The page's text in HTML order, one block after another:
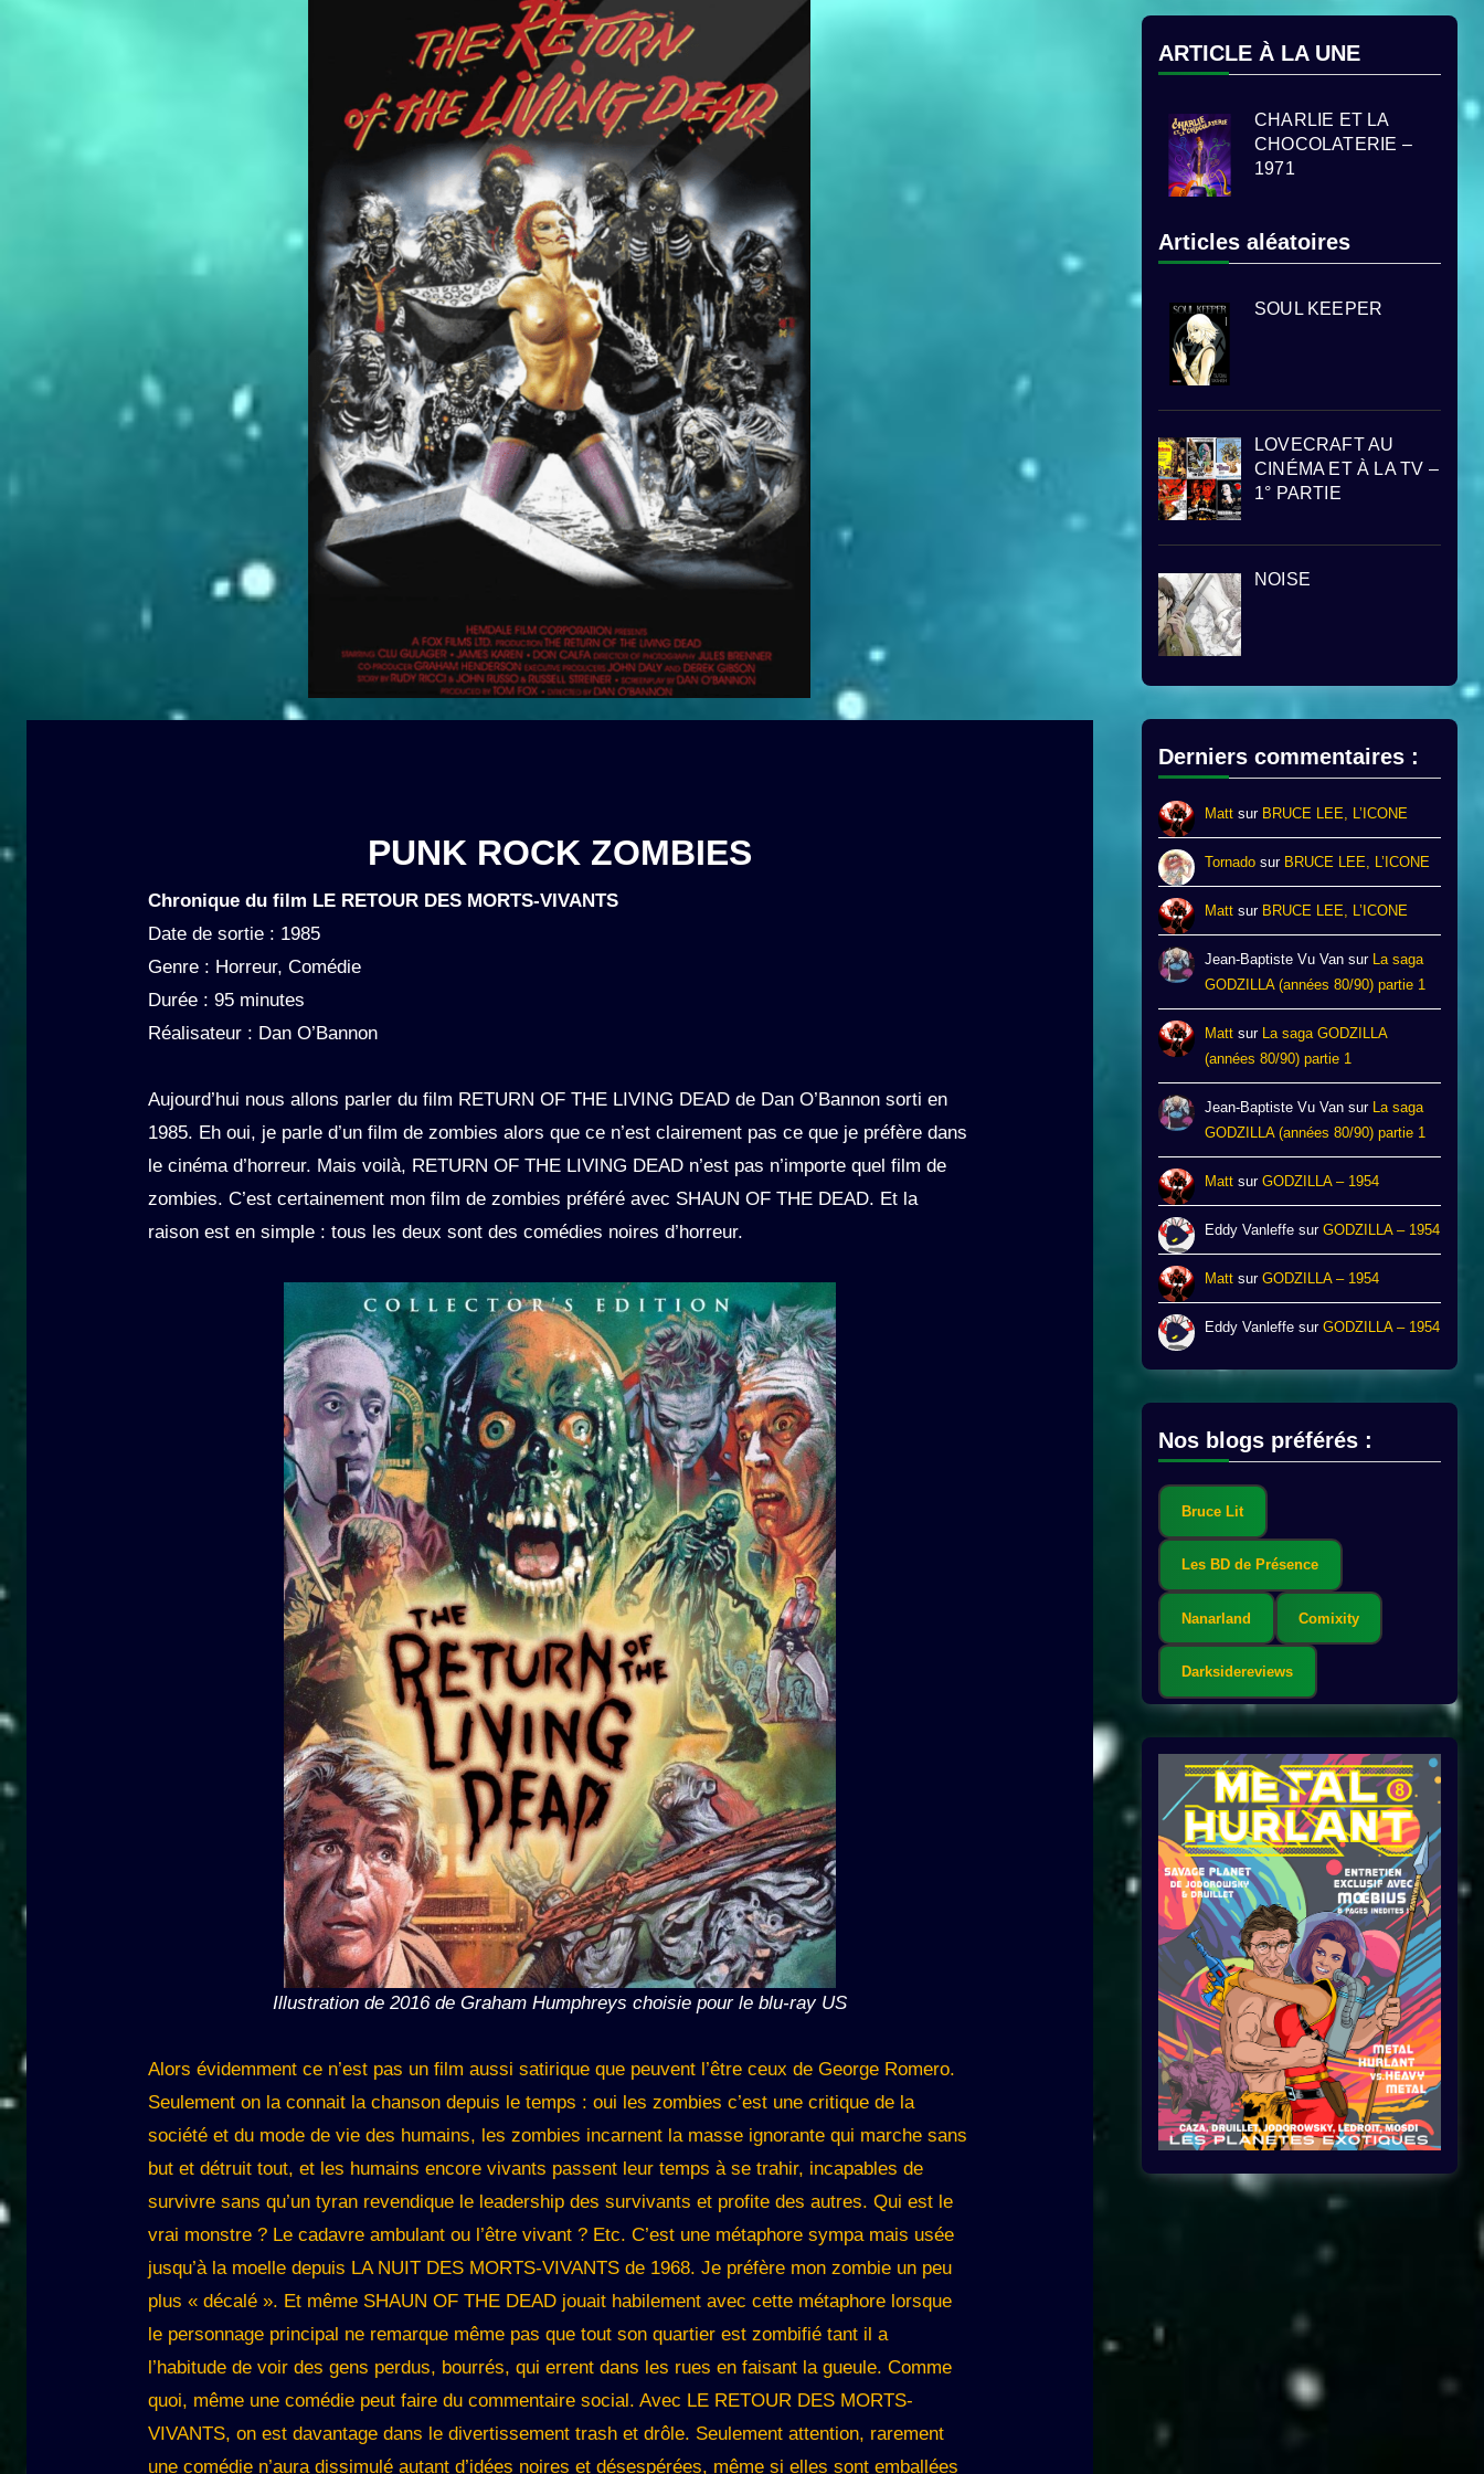
PUNK ROCK ZOMBIES
Chronique du film LE RETOUR DES MORTS-VIVANTS
Date de sortie : 1985
Genre : Horreur, Comédie
Durée : 95 minutes
Réalisateur : Dan O’Bannon
Aujourd’hui nous allons parler du film RETURN OF THE LIVING DEAD de Dan O’Bannon sorti en
1985. Eh oui, je parle d’un film de zombies alors que ce n’est clairement pas ce que je préfère dans
le cinéma d’horreur. Mais voilà, RETURN OF THE LIVING DEAD n’est pas n’importe quel film de
zombies. C’est certainement mon film de zombies préféré avec SHAUN OF THE DEAD. Et la
raison est en simple : tous les deux sont des comédies noires d’horreur.
Illustration de 2016 de Graham Humphreys choisie pour le blu-ray US
Alors évidemment ce n’est pas un film aussi satirique que peuvent l’être ceux de George Romero.
Seulement on la connait la chanson depuis le temps : oui les zombies c’est une critique de la
société et du mode de vie des humains, les zombies incarnent la masse ignorante qui marche sans
but et détruit tout, et les humains encore vivants passent leur temps à se trahir, incapables de
survivre sans qu’un tyran revendique le leadership des survivants et profite des autres. Qui est le
vrai monstre ? Le cadavre ambulant ou l’être vivant ? Etc. C’est une métaphore sympa mais usée
jusqu’à la moelle depuis LA NUIT DES MORTS-VIVANTS de 1968. Je préfère mon zombie un peu
plus « décalé ». Et même SHAUN OF THE DEAD jouait habilement avec cette métaphore lorsque
le personnage principal ne remarque même pas que tout son quartier est zombifié tant il a
l’habitude de voir des gens perdus, bourrés, qui errent dans les rues en faisant la gueule. Comme
quoi, même une comédie peut faire du commentaire social. Avec LE RETOUR DES MORTS-
VIVANTS, on est davantage dans le divertissement trash et drôle. Seulement attention, rarement
une comédie n’aura dissimulé autant d’idées noires et désespérées, même si elles sont emballées
ARTICLE À LA UNE
CHARLIE ET LA
CHOCOLATERIE –
1971
Articles aléatoires
SOUL KEEPER
LOVECRAFT AU
CINÉMA ET À LA TV –
1° PARTIE
NOISE
Derniers commentaires :
Matt sur BRUCE LEE, L’ICONE
Tornado sur BRUCE LEE, L’ICONE
Matt sur BRUCE LEE, L’ICONE
Jean-Baptiste Vu Van sur La saga
GODZILLA (années 80/90) partie 1
Matt sur La saga GODZILLA
(années 80/90) partie 1
Jean-Baptiste Vu Van sur La saga
GODZILLA (années 80/90) partie 1
Matt surGODZILLA – 1954
Eddy Vanleffe surGODZILLA – 1954
Matt surGODZILLA – 1954
Eddy Vanleffe surGODZILLA – 1954
Nos blogs préférés :
Bruce Lit
Les BD de Présence
Nanarland Comixity
Darksidereviews